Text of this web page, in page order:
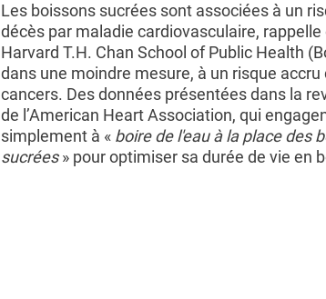
Les boissons sucrées sont associées à un
décès par maladie cardiovasculaire,
Harvard T.H. Chan School of Public Health
dans une moindre mesure, à un risque accru
cancers. Des données présentées dans la
de l’American Heart Association, qui
simplement à « boire de l'eau à la place des
sucrées» pour optimiser sa durée de vie en